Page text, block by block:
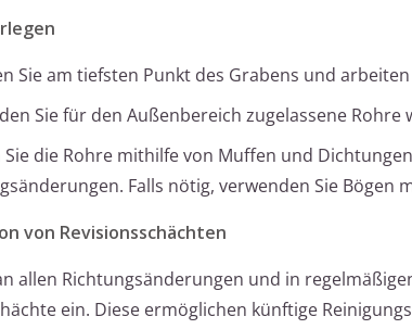
Sie am tiefsten Punkt des Grabens und
Sie für den Außenbereich zugelassene Rohre
Sie die Rohre mithilfe von Muffen und
Falls nötig, verwenden Sie Bögen
von Revisionsschächten
allen Richtungsänderungen und in
ein. Diese ermöglichen künftige